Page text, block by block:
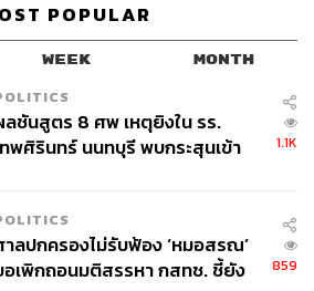
POPULAR
WEEK MONTH
ลชันสูตร 8 ศพ เหตุยิงใน รร.
ทพศิรินทร์ นนทบุรี พบกระสุนเข้า
1.1K
าลปกครองไม่รับฟ้อง ‘หมอสรณ’
เพิกถอนมติสรรหา กสทช. ชี้ยัง
859